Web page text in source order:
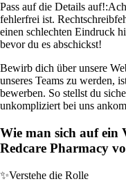
Pass auf die Details auf!:
fehlerfrei ist.
einen schlechten Eindruck
bevor du es abschickst!
Bewirb dich über unsere
unseres Teams zu werden,
bewerben. So stellst du
unkompliziert bei uns
Wie man sich auf ein
Redcare Pharmacy
✨Verstehe die Rolle